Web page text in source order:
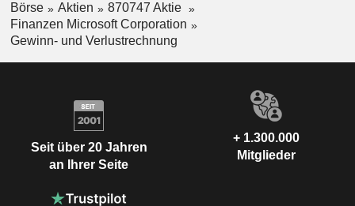
Börse Aktien
870747 Aktie
Finanzen Microsoft Corporation
Gewinn- und Verlustrechnung
Seit über 20 Jahren
an Ihrer Seite
+ 1.300.000
Mitglieder